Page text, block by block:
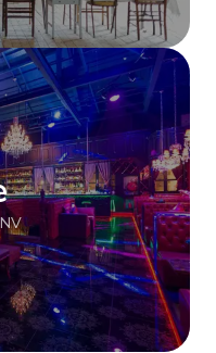
Afficher plus